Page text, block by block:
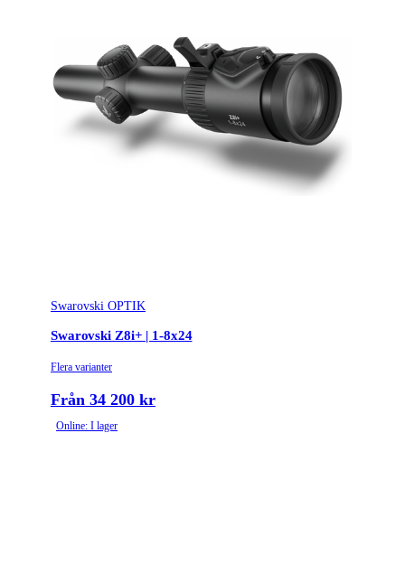
Swarovski OPTIK
Swarovski Z8i+ | 1-8x24
Flera varianter
Från 34 200 kr
Online: I lager